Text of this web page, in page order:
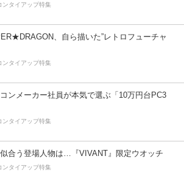
ンタイアップ特集
、自ら描いた”レトロフューチャ
ンタイアップ特集
ンメーカー社員が本気で選ぶ「10万円台PC3
ンタイアップ特集
合う登場人物は…『VIVANT』限定ウオッチ
ンタイアップ特集